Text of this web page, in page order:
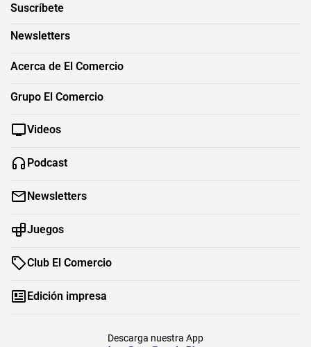
Suscríbete
Newsletters
Acerca de El Comercio
Grupo El Comercio
Videos
Podcast
Newsletters
Juegos
Club El Comercio
Edición impresa
Descarga nuestra App